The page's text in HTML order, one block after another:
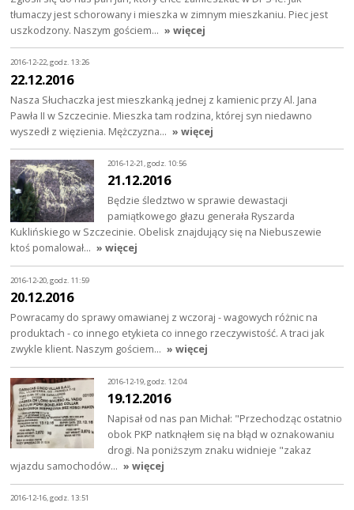
tłumaczy jest schorowany i mieszka w zimnym mieszkaniu. Piec jest
uszkodzony. Naszym gościem… » więcej
2016-12-22, godz. 13:26
22.12.2016
Nasza Słuchaczka jest mieszkanką jednej z kamienic przy Al. Jana
Pawła II w Szczecinie. Mieszka tam rodzina, której syn niedawno
wyszedł z więzienia. Mężczyzna… » więcej
2016-12-21, godz. 10:56
21.12.2016
Będzie śledztwo w sprawie dewastacji
pamiątkowego głazu generała Ryszarda
Kuklińskiego w Szczecinie. Obelisk znajdujący się na Niebuszewie
ktoś pomalował… » więcej
2016-12-20, godz. 11:59
20.12.2016
Powracamy do sprawy omawianej z wczoraj - wagowych różnic na
produktach - co innego etykieta co innego rzeczywistość. A traci jak
zwykle klient. Naszym gościem… » więcej
2016-12-19, godz. 12:04
19.12.2016
Napisał od nas pan Michał: "Przechodząc ostatnio
obok PKP natknąłem się na błąd w oznakowaniu
drogi. Na poniższym znaku widnieje "zakaz
wjazdu samochodów… » więcej
2016-12-16, godz. 13:51